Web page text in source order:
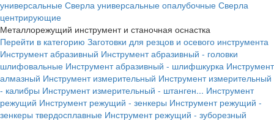
универсальные Сверла универсальные опалубочные Сверла
центрирующие
Металлорежущий инструмент и станочная оснастка
Перейти в категорию Заготовки для резцов и осевого инструмента
Инструмент абразивный Инструмент абразивный - головки
шлифовальные Инструмент абразивный - шлифшкурка Инструмент
алмазный Инструмент измерительный Инструмент измерительный
- калибры Инструмент измерительный - штанген... Инструмент
режущий Инструмент режущий - зенкеры Инструмент режущий -
зенкеры твердосплавные Инструмент режущий - зуборезный